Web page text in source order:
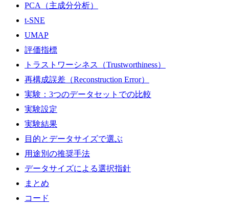
PCA（主成分分析）
t-SNE
UMAP
評価指標
トラストワーシネス（Trustworthiness）
再構成誤差（Reconstruction Error）
実験：3つのデータセットでの比較
実験設定
実験結果
目的とデータサイズで選ぶ
用途別の推奨手法
データサイズによる選択指針
まとめ
コード